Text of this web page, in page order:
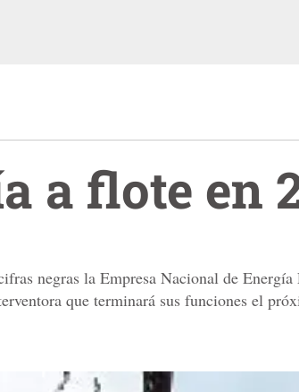
a flote en
negras la Empresa Nacional de
que terminará sus funciones el